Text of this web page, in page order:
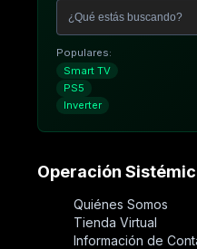
Populares:
Smart TV
PS5
Inverter
Operación
Quiénes Somos
Tienda Virtual
Información de